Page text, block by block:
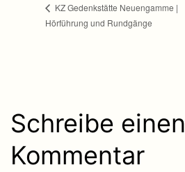
KZ Gedenkstätte Neuengamme |
Hörführung und Rundgänge
Schreibe einen
Kommentar